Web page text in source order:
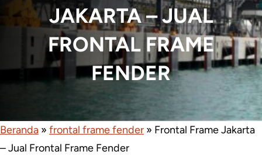
JAKARTA – JUAL
FRONTAL FRAME
FENDER
Beranda » frontal frame fender » Frontal Frame Jakarta
– Jual Frontal Frame Fender